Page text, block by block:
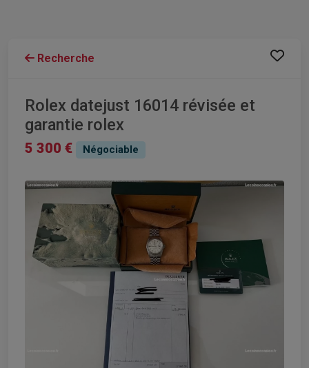
Recherche
Rolex datejust 16014 révisée et
garantie rolex
5 300 € Négociable